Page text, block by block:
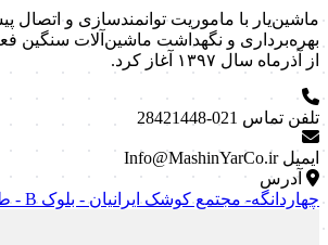
ماشین‌یار با ماموریت توانمندسازی و اتصال
بهره‌برداری و نگهداشت ماشین‌آلات سنگین
از آذرماه سال ۱۳۹۷ آغاز کرد.
تلفن تماس 021-28421448
ایمیل Info@MashinYarCo.ir
آدرس
چهاردانگه- مجتمع کوشک ایرانیان - بلوک B - طبقه اول - واحد 5